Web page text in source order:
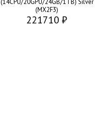
(14CPU/20GPU/24GB/1TB) Silver
(MX2F3)
221710 ₽